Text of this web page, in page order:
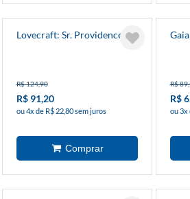
Lovecraft: Sr. Providence
R$ 124,90
R$ 91,20
ou 4x de R$ 22,80 sem juros
Gaia
R$
R$
ou 3x